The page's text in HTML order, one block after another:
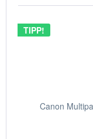
TIPP!
Canon